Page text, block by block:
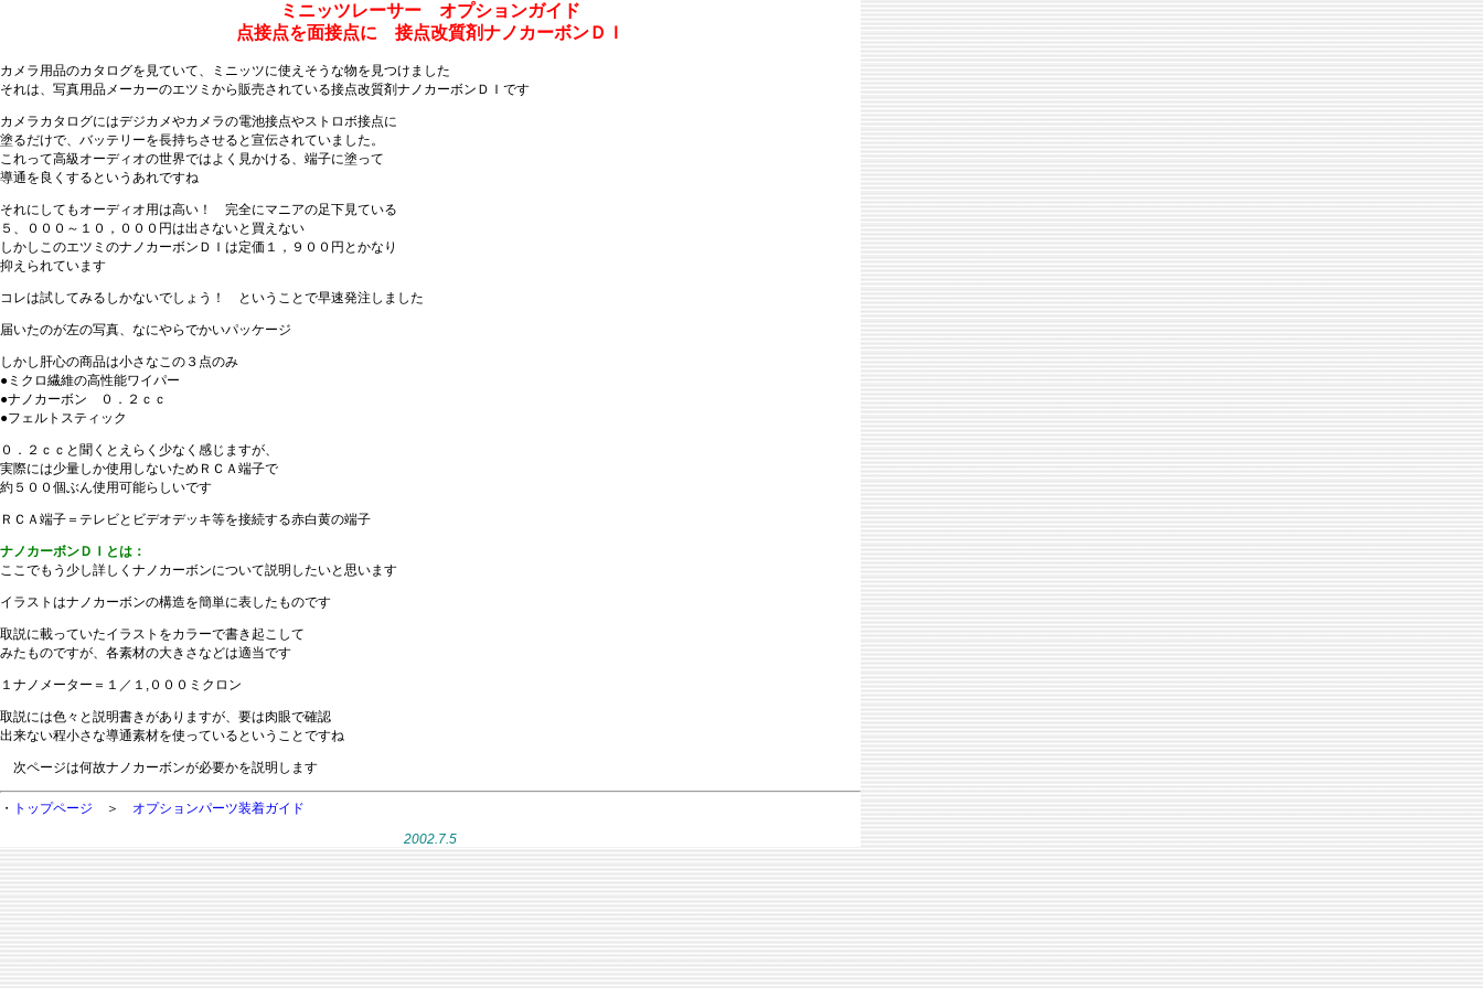
ミニッツレーサー オプションガイド
点接点を面接点に 接点改質剤ナノカーボンＤＩ
カメラ用品のカタログを見ていて、ミニッツに使えそうな物を見つけました
それは、写真用品メーカーのエツミから販売されている接点改質剤ナノカーボンＤＩです
カメラカタログにはデジカメやカメラの電池接点やストロボ接点に
塗るだけで、バッテリーを長持ちさせると宣伝されていました。
これって高級オーディオの世界ではよく見かける、端子に塗って
導通を良くするというあれですね
それにしてもオーディオ用は高い！ 完全にマニアの足下見ている
５、０００～１０，０００円は出さないと買えない
しかしこのエツミのナノカーボンＤＩは定価１，９００円とかなり
抑えられています
コレは試してみるしかないでしょう！ ということで早速発注しました
届いたのが左の写真、なにやらでかいパッケージ
しかし肝心の商品は小さなこの３点のみ
●ミクロ繊維の高性能ワイパー
●ナノカーボン ０．２ｃｃ
●フェルトスティック
０．２ｃｃと聞くとえらく少なく感じますが、
実際には少量しか使用しないためＲＣＡ端子で
約５００個ぶん使用可能らしいです
ＲＣＡ端子＝テレビとビデオデッキ等を接続する赤白黄の端子
ナノカーボンＤＩとは：
ここでもう少し詳しくナノカーボンについて説明したいと思います
イラストはナノカーボンの構造を簡単に表したものです
取説に載っていたイラストをカラーで書き起こして
みたものですが、各素材の大きさなどは適当です
１ナノメーター＝１／１,０００ミクロン
取説には色々と説明書きがありますが、要は肉眼で確認
出来ない程小さな導通素材を使っているということですね
次ページは何故ナノカーボンが必要かを説明します
・ トップページ ＞ オプションパーツ装着ガイド
2002.7.5